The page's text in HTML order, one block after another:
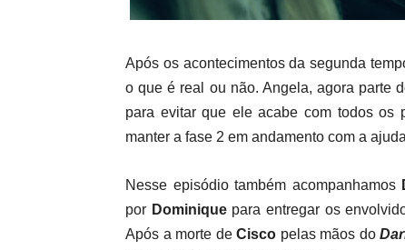
Após os acontecimentos da segunda
o que é real ou não. Angela, agora parte
para evitar que ele acabe com todos
manter a fase 2 em andamento com a
Nesse episódio também acompanhamos
por Dominiquepara entregar os
Após a morte deCisco pelas mãos do